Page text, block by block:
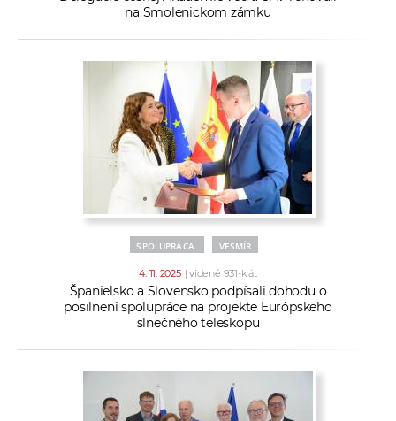
na Smolenickom zámku
SPOLUPRÁCA VESMÍR
4. 11. 2025 | videné 931-krát
Španielsko a Slovensko podpísali dohodu o
posilnení spolupráce na projekte Európskeho
slnečného teleskopu